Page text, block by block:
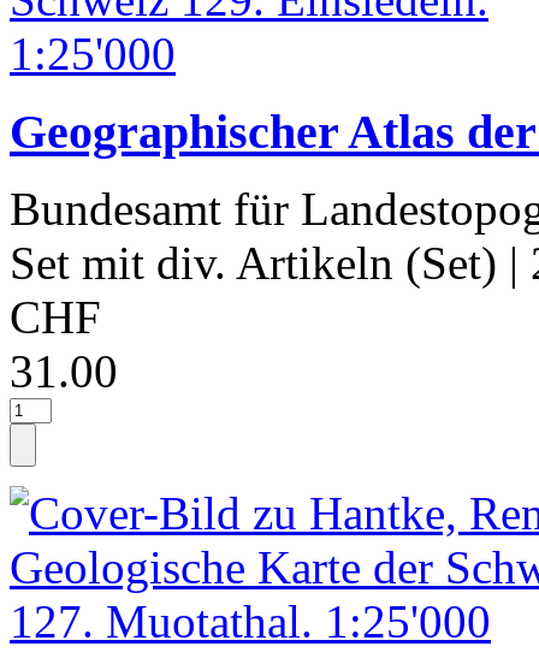
Geographischer Atlas
Bundesamt für
Set mit div. Artikeln (Set) |
CHF
31.00